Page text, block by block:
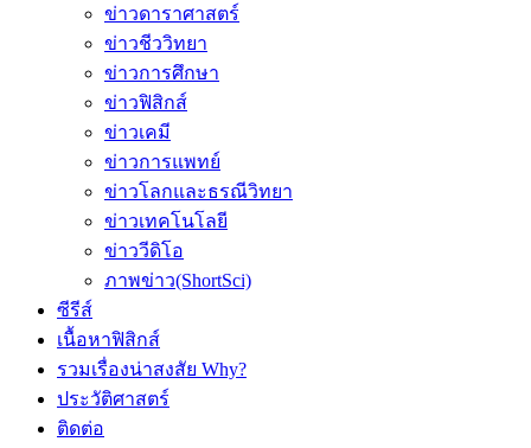
ข่าวดาราศาสตร์
ข่าวชีววิทยา
ข่าวการศึกษา
ข่าวฟิสิกส์
ข่าวเคมี
ข่าวการแพทย์
ข่าวโลกและธรณีวิทยา
ข่าวเทคโนโลยี
ข่าววีดิโอ
ภาพข่าว(ShortSci)
ซีรีส์
เนื้อหาฟิสิกส์
รวมเรื่องน่าสงสัย Why?
ประวัติศาสตร์
ติดต่อ